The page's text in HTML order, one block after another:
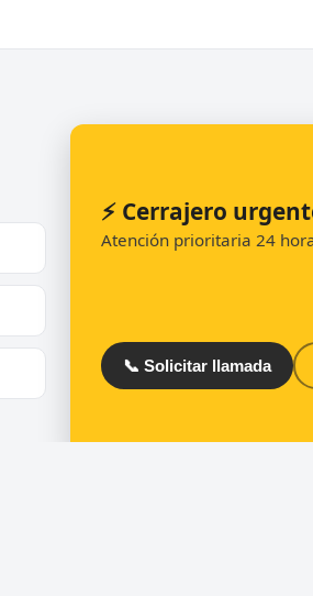
⚡ Cerrajero
Atención prioritaria 24
📞 Solicitar llamada